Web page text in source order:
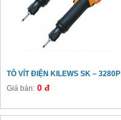
TÔ VÍT ĐIỆN KILEWS SK – 3280P
Giá bán: 0 đ